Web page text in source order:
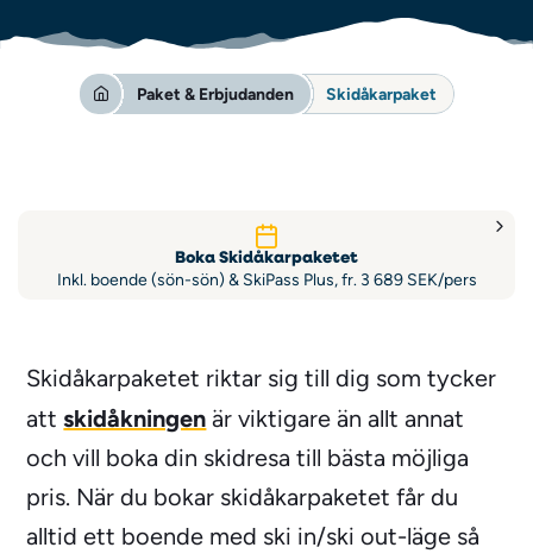
Paket & Erbjudanden Skidåkarpaket
Boka Skidåkarpaketet
Inkl. boende (sön-sön) & SkiPass Plus, fr. 3 689 SEK/pers
Skidåkarpaketet riktar sig till dig som tycker
attskidåkningen är viktigare än allt annat
och vill boka din skidresa till bästa möjliga
pris. När du bokar skidåkarpaketet får du
alltid ett boende med ski in/ski out-läge så